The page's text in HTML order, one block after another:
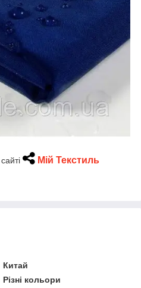
Мій Текстиль
Китай
Різні кольори